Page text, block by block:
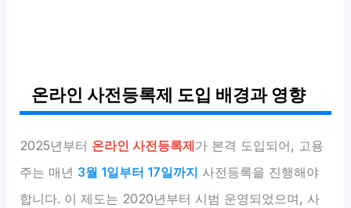
온라인 사전등록제 도입 배경과 영향
2025년부터 온라인 사전등록제가 본격 도입되어, 고용
주는 매년 3월 1일부터 17일까지 사전등록을 진행해야
합니다. 이 제도는 2020년부터 시범 운영되었으며, 사